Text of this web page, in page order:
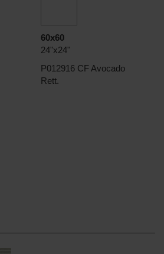
60x60
24"x24"
P012916 CF Avocado
Rett.